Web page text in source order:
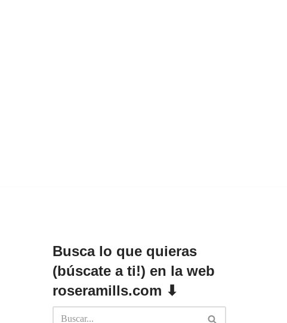
Busca lo que quieras
(búscate a ti!) en la web
roseramills.com ⬇